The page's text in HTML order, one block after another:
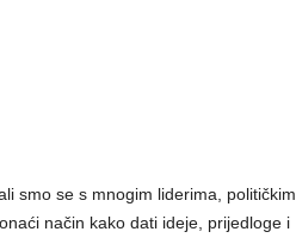
smo se s mnogim liderima, političkim
način kako dati ideje, prijedloge i